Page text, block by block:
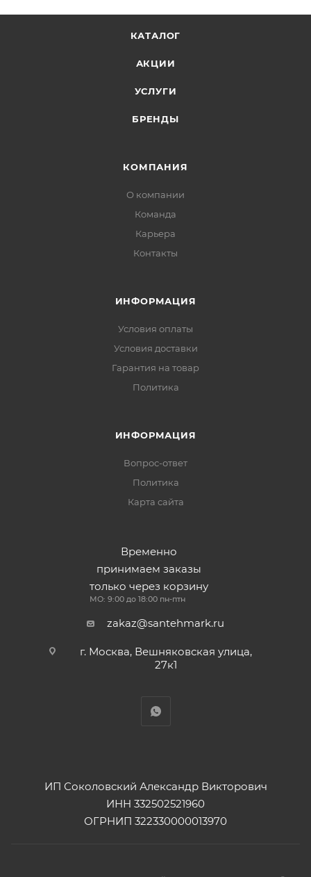
КАТАЛОГ
АКЦИИ
УСЛУГИ
БРЕНДЫ
КОМПАНИЯ
О компании
Команда
Карьера
Контакты
ИНФОРМАЦИЯ
Условия оплаты
Условия доставки
Гарантия на товар
Политика
ИНФОРМАЦИЯ
Вопрос-ответ
Политика
Карта сайта
Временно
принимаем заказы
только через корзину
МО: 9:00 до 18:00 пн-птн
zakaz@santehmark.ru
г. Москва, Вешняковская улица,
27к1
ИП Соколовский Александр Викторович
ИНН 332502521960
ОГРНИП 322330000013970